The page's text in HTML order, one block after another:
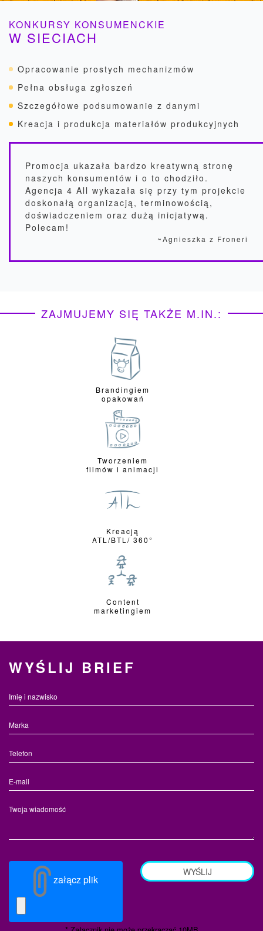
KONKURSY KONSUMENCKIE
W SIECIACH
Opracowanie prostych mechanizmów
Pełna obsługa zgłoszeń
Szczegółowe podsumowanie z danymi
Kreacja i produkcja materiałów produkcyjnych
Promocja ukazała bardzo kreatywną stronę
naszych konsumentów i o to chodziło.
Agencja 4 All wykazała się przy tym projekcie
doskonałą organizacją, terminowością,
doświadczeniem oraz dużą inicjatywą.
Polecam!
~Agnieszka z Froneri
ZAJMUJEMY SIĘ TAKŻE M.IN.:
Brandingiem
opakowań
Tworzeniem
filmów i animacji
Kreacją
ATL/BTL/ 360°
Content
marketingiem
WYŚLIJ BRIEF
załącz plik
WYŚLIJ